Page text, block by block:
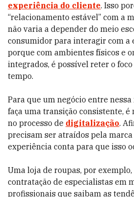
experiência do cliente. Isso
“relacionamento estável” com a
não varia a depender do meio
consumidor para interagir com a
porque com ambientes físicos e
integrados, é possível reter o
tempo.
Para que um negócio entre
faça uma transição consistente, é
no processo de digitalização.
precisam ser atraídos pela marca
experiência conta para que isso
Uma loja de roupas, por
contratação de especialistas em
profissionais que saibam as